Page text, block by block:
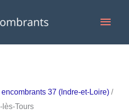
encombrants 37 (Indre-et-Loire) /
lès-Tours